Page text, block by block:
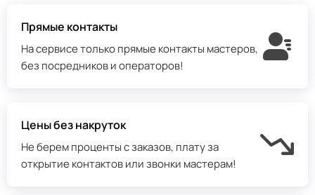
Прямые контакты
На сервисе только прямые контакты мастеров,
без посредников и операторов!
Цены без накруток
Не берем проценты с заказов, плату за
открытие контактов или звонки мастерам!